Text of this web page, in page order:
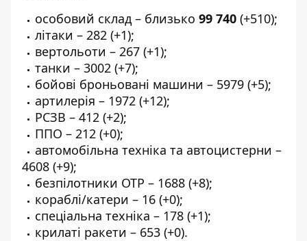
особовий склад – близько 99 740 (+510);
літаки – 282 (+1);
вертольоти – 267 (+1);
танки – 3002 (+7);
бойові броньовані машини – 5979 (+5);
артилерія – 1972 (+12);
РСЗВ – 412 (+2);
ППО – 212 (+0);
автомобільна техніка та автоцистерни –
4608 (+9);
безпілотники ОТР – 1688 (+8);
кораблі/катери – 16 (+0);
спеціальна техніка – 178 (+1);
крилаті ракети – 653 (+0).